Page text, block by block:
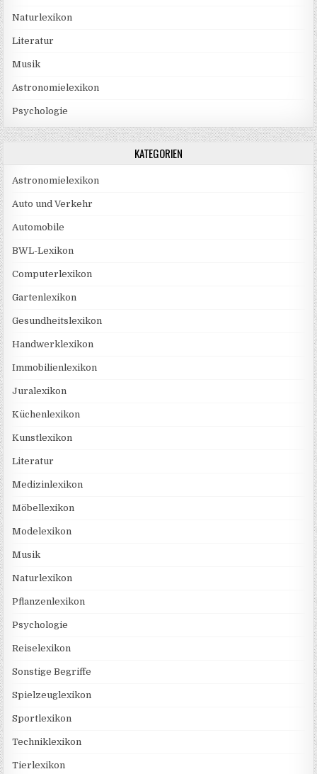
Naturlexikon
Literatur
Musik
Astronomielexikon
Psychologie
KATEGORIEN
Astronomielexikon
Auto und Verkehr
Automobile
BWL-Lexikon
Computerlexikon
Gartenlexikon
Gesundheitslexikon
Handwerklexikon
Immobilienlexikon
Juralexikon
Küchenlexikon
Kunstlexikon
Literatur
Medizinlexikon
Möbellexikon
Modelexikon
Musik
Naturlexikon
Pflanzenlexikon
Psychologie
Reiselexikon
Sonstige Begriffe
Spielzeuglexikon
Sportlexikon
Techniklexikon
Tierlexikon